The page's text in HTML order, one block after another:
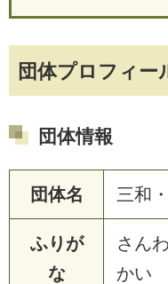
団体プロフィー
団体情報
団体名 三和
ふりが
な
さん
かい